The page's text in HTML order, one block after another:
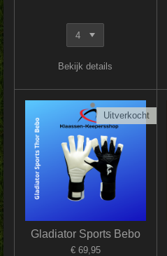
Bekijk details
Uitverkocht
Gladiator Sports Bebo
€ 69,95